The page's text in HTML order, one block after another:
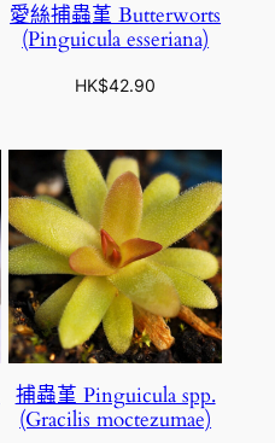
愛絲捕蟲堇 Butterworts
(Pinguicula esseriana)
HK$42.90
捕蟲堇 Pinguicula spp.
(Gracilis moctezumae)